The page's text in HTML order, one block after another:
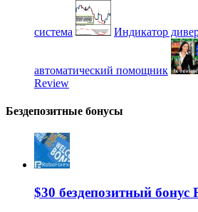
система Индикатор
автоматический помощник
Review
Бездепозитные бонусы
$30 бездепозитный бонус